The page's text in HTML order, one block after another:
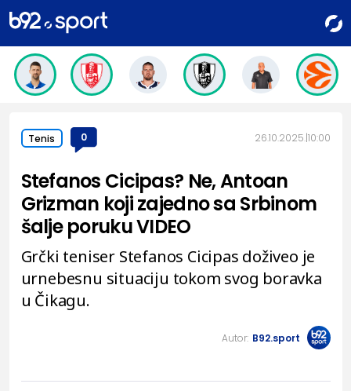
Tenis 0 26.10.2025. 10:00
Stefanos Cicipas? Ne, Antoan
Grizman koji zajedno sa Srbinom
šalje poruku VIDEO
Grčki teniser Stefanos Cicipas doživeo je
urnebesnu situaciju tokom svog boravka
u Čikagu.
Autor: B92.sport